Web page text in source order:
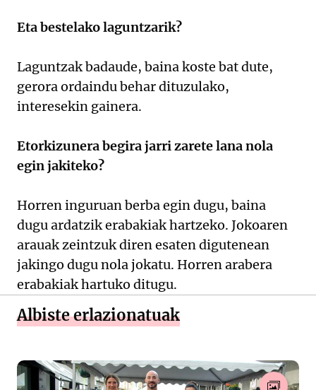
Eta bestelako laguntzarik?
Laguntzak badaude, baina koste bat dute,
gerora ordaindu behar dituzulako,
interesekin gainera.
Etorkizunera begira jarri zarete lana nola
egin jakiteko?
Horren inguruan berba egin dugu, baina
dugu ardatzik erabakiak hartzeko. Jokoaren
arauak zeintzuk diren esaten digutenean
jakingo dugu nola jokatu. Horren arabera
erabakiak hartuko ditugu.
Albiste erlazionatuak